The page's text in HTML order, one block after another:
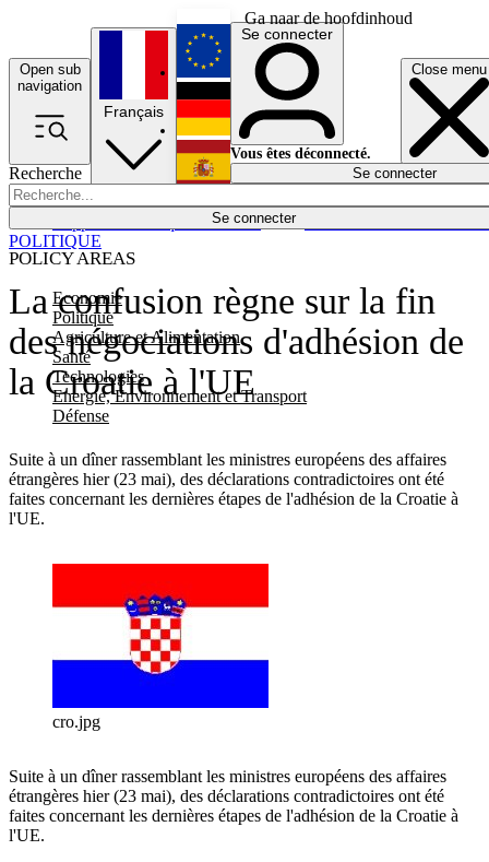
Ga naar de hoofdinhoud
Open sub
navigation
Close menu
Recherche
Se connecter
POLICY AREAS
Economie
Politique
Agriculture et Alimentation
Santé
Technologies
Energie, Environnement et Transport
Défense
Économie
Français
English
Deutsch
Español
Se connecter
Vous êtes déconnecté.
Se connecter
La confusion règne sur la fin
des négociations d'adhésion de
la Croatie à l'UE
Suite à un dîner rassemblant les ministres européens des affaires
étrangères hier (23 mai), des déclarations contradictoires ont été
faites concernant les dernières étapes de l'adhésion de la Croatie à
l'UE.
POLITIQUE
cro.jpg
Suite à un dîner rassemblant les ministres européens des affaires
étrangères hier (23 mai), des déclarations contradictoires ont été
faites concernant les dernières étapes de l'adhésion de la Croatie à
l'UE.